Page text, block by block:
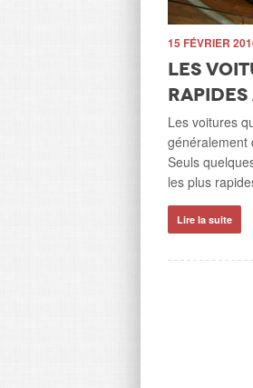
15 FÉVRIER
Les
rapides
Les voitures
généralement
Seuls
les plus
Lire la suite